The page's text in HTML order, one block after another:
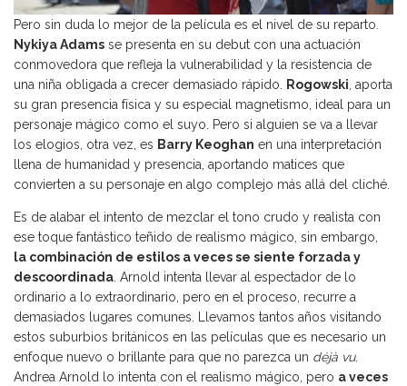
Pero sin duda lo mejor de la película es el nivel de su reparto.
Nykiya Adams se presenta en su debut con una actuación
conmovedora que refleja la vulnerabilidad y la resistencia de
una niña obligada a crecer demasiado rápido. Rogowski, aporta
su gran presencia física y su especial magnetismo, ideal para un
personaje mágico como el suyo. Pero si alguien se va a llevar
los elogios, otra vez, es Barry Keoghan en una interpretación
llena de humanidad y presencia, aportando matices que
convierten a su personaje en algo complejo más allá del cliché.
Es de alabar el intento de mezclar el tono crudo y realista con
ese toque fantástico teñido de realismo mágico, sin embargo,
la combinación de estilos a veces se siente forzada y
descoordinada. Arnold intenta llevar al espectador de lo
ordinario a lo extraordinario, pero en el proceso, recurre a
demasiados lugares comunes. Llevamos tantos años visitando
estos suburbios británicos en las películas que es necesario un
enfoque nuevo o brillante para que no parezca un déjà vu.
Andrea Arnold lo intenta con el realismo mágico, pero a veces